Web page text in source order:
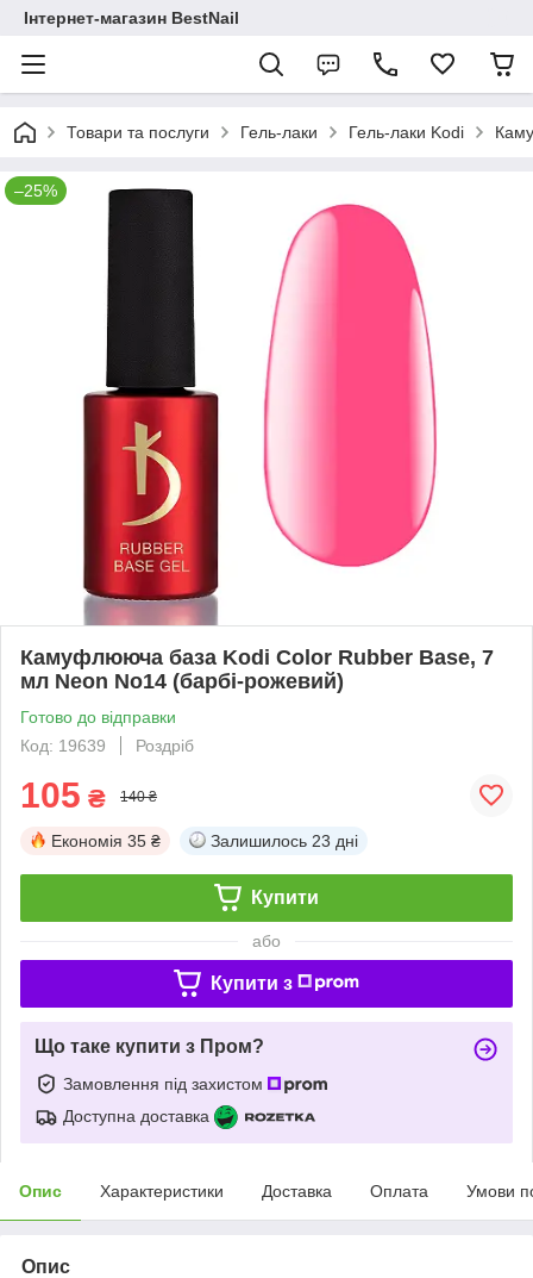
Інтернет-магазин BestNail
Товари та послуги Гель-лаки Гель-лаки Kodi
–25%
Камуфлююча база Kodi Color Rubber Base, 7
мл Neon No14 (барбі-рожевий)
Готово до відправки
Код: 19639
Роздріб
105 ₴ 140 ₴
Економія 35 ₴ Залишилось 23 дні
Купити
або
Купити з
Що таке купити з Пром?
Замовлення під захистом
Доступна доставка
Опис Характеристики Доставка Оплата Умови
Опис